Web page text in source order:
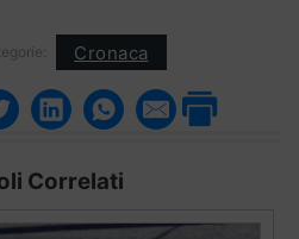
Cronaca
Correlati